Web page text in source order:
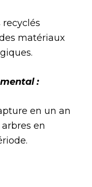
matériaux
:
en un an
en